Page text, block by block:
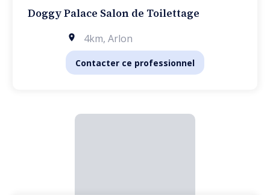
Doggy Palace Salon de Toilettage
4km, Arlon
Contacter ce professionnel